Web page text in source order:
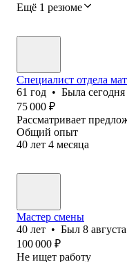
Ещё 1 резюме
Специалист отдела
61 год • Была сегодня
75 000 ₽
Рассматривает
Общий опыт
40 лет 4 месяца
Мастер смены
40 лет • Был 8 августа
100 000 ₽
Не ищет работу